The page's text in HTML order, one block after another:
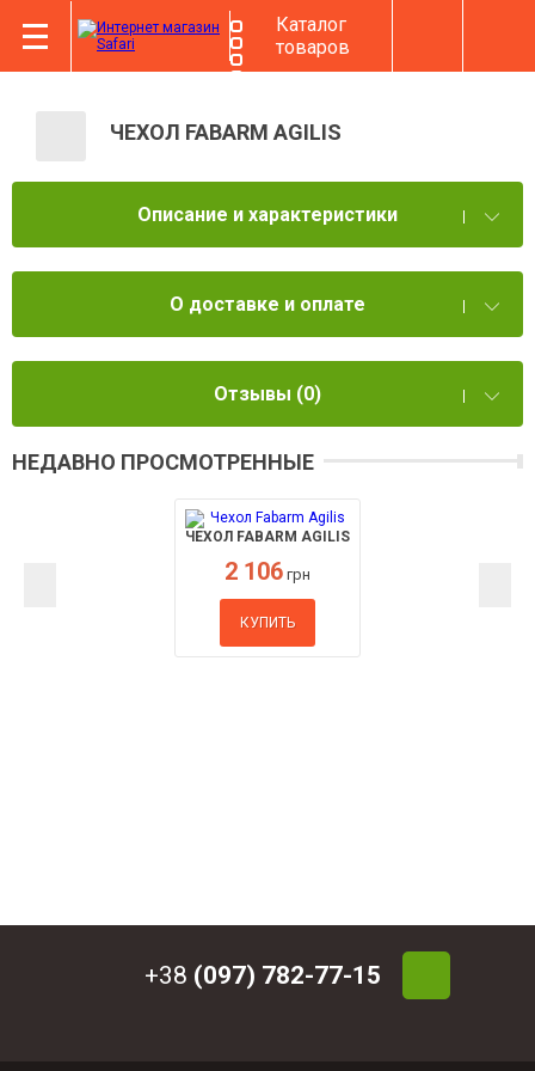
Каталог
товаров
ЧЕХОЛ FABARM AGILIS
Описание и характеристики
О доставке и оплате
Отзывы (0)
НЕДАВНО ПРОСМОТРЕННЫЕ
ЧЕХОЛ FABARM AGILIS
2 106 грн
КУПИТЬ
+38 (097) 782-77-15